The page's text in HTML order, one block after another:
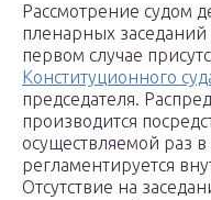
Рассмотрение судом
пленарных заседаний
первом случае
Конституционного
председателя.
производится
осуществляемой раз
регламентируется
Отсутствие на